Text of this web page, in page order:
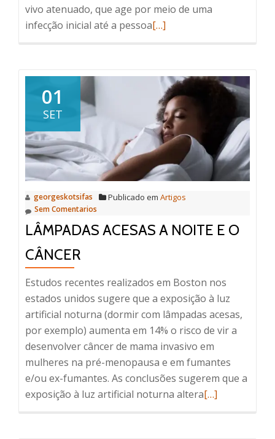
vivo atenuado, que age por meio de uma
infecção inicial até a pessoaRead
contra
dengue:
benefícios
e
riscos
[…]
01
SET
georgeskotsifas Publicado em Artigos
Sem Comentarios
LÂMPADAS ACESAS A NOITE E O
CÂNCER
Estudos recentes realizados em Boston nos
estados unidos sugere que a exposição à luz
artificial noturna (dormir com lâmpadas acesas,
por exemplo) aumenta em 14% o risco de vir a
desenvolver câncer de mama invasivo em
mulheres na pré-menopausa e em fumantes
e/ou ex-fumantes. As conclusões sugerem que a
exposição à luz artificial noturna alteraRead
[…]